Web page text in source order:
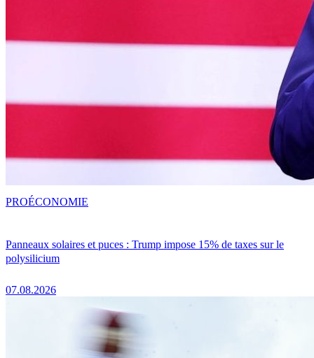
Panneaux solaires et puces : Trump impose 15% de taxes sur le
polysilicium
07.08.2026
PROÉCONOMIE